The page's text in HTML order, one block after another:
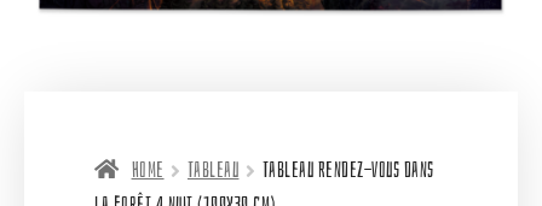
Home Tableau
Tableau Rendez-vous dans